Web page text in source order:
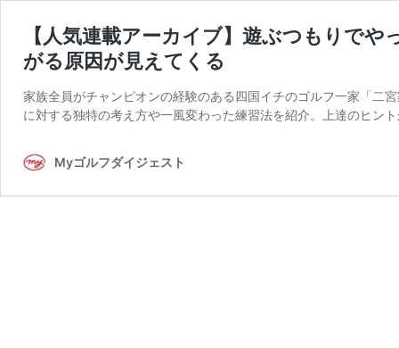
【人気連載アーカイブ】遊ぶつもりで
がる原因が見えてくる
家族全員がチャンピオンの経験のある四国イチのゴルフ一家「二
に対する独特の考え方や一風変わった練習法を紹介。上達のヒン
Myゴルフダイジェスト